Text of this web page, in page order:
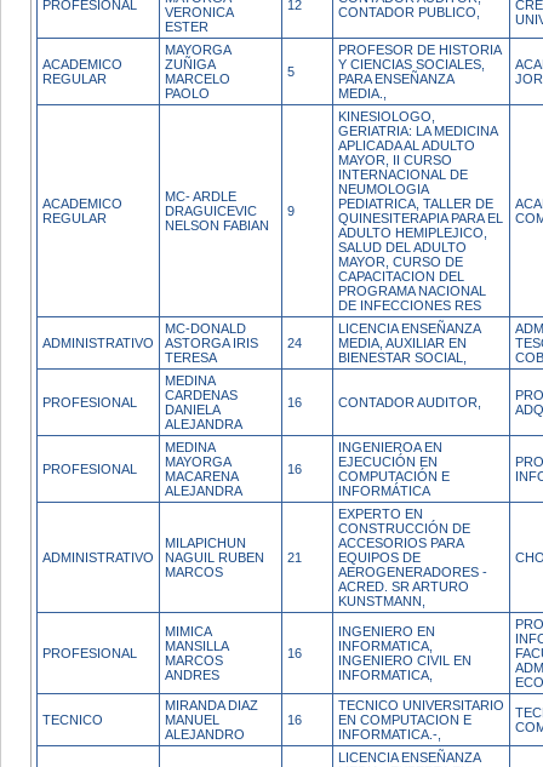
PROFESIONAL
VERONICA
ESTER
12
CONTADOR PUBLICO,
ACADEMICO
REGULAR
MAYORGA
ZUÑIGA
MARCELO
PAOLO
5
PROFESOR DE HISTORIA
Y CIENCIAS SOCIALES,
PARA ENSEÑANZA
MEDIA.,
ACADEMICO
REGULAR
MC- ARDLE
DRAGUICEVIC
NELSON FABIAN
9
KINESIOLOGO,
GERIATRIA: LA MEDICINA
APLICADA AL ADULTO
MAYOR, II CURSO
INTERNACIONAL DE
NEUMOLOGIA
PEDIATRICA, TALLER DE
QUINESITERAPIA PARA EL
ADULTO HEMIPLEJICO,
SALUD DEL ADULTO
MAYOR, CURSO DE
CAPACITACION DEL
PROGRAMA NACIONAL
DE INFECCIONES RES
ADMINISTRATIVO
MC-DONALD
ASTORGA IRIS
TERESA
24
LICENCIA ENSEÑANZA
MEDIA, AUXILIAR EN
BIENESTAR SOCIAL,
PROFESIONAL
MEDINA
CARDENAS
DANIELA
ALEJANDRA
16 CONTADOR AUDITOR,
PROFESIONAL
MEDINA
MAYORGA
MACARENA
ALEJANDRA
16
INGENIEROA EN
EJECUCIÓN EN
COMPUTACIÓN E
INFORMÁTICA
ADMINISTRATIVO
MILAPICHUN
NAGUIL RUBEN
MARCOS
21
EXPERTO EN
CONSTRUCCIÓN DE
ACCESORIOS PARA
EQUIPOS DE
AEROGENERADORES -
ACRED. SR ARTURO
KUNSTMANN,
PROFESIONAL
MIMICA
MANSILLA
MARCOS
ANDRES
16
INGENIERO EN
INFORMATICA,
INGENIERO CIVIL EN
INFORMATICA,
TECNICO
MIRANDA DIAZ
MANUEL
ALEJANDRO
16
TECNICO UNIVERSITARIO
EN COMPUTACION E
INFORMATICA.-,
LICENCIA ENSEÑANZA